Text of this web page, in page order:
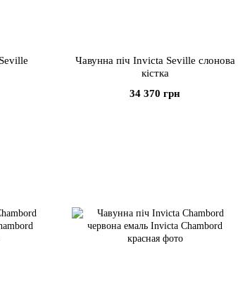
Чавунна піч Invicta Seville слонова
кістка
34 370 грн